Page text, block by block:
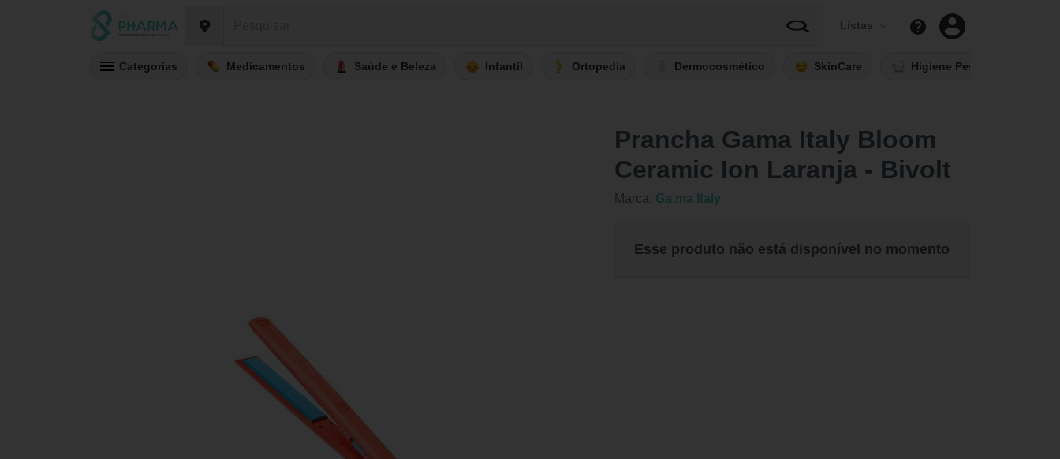
Listas
Categorias Medicamentos Saúde e Beleza Infantil Ortopedia Dermocosmético SkinCare Higiene Pessoal
Prancha Gama Italy Bloom
Ceramic Ion Laranja - Bivolt
Marca: Ga.ma Italy
Esse produto não está disponível no momento